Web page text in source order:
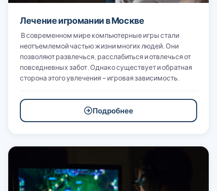
Лечение игромании в Москве
В современном мире компьютерные игры стали
неотъемлемой частью жизни многих людей. Они
позволяют развлечься, расслабиться и отвлечься от
повседневных забот. Однако существует и обратная
сторона этого увлечения – игровая зависимость.
Подробнее